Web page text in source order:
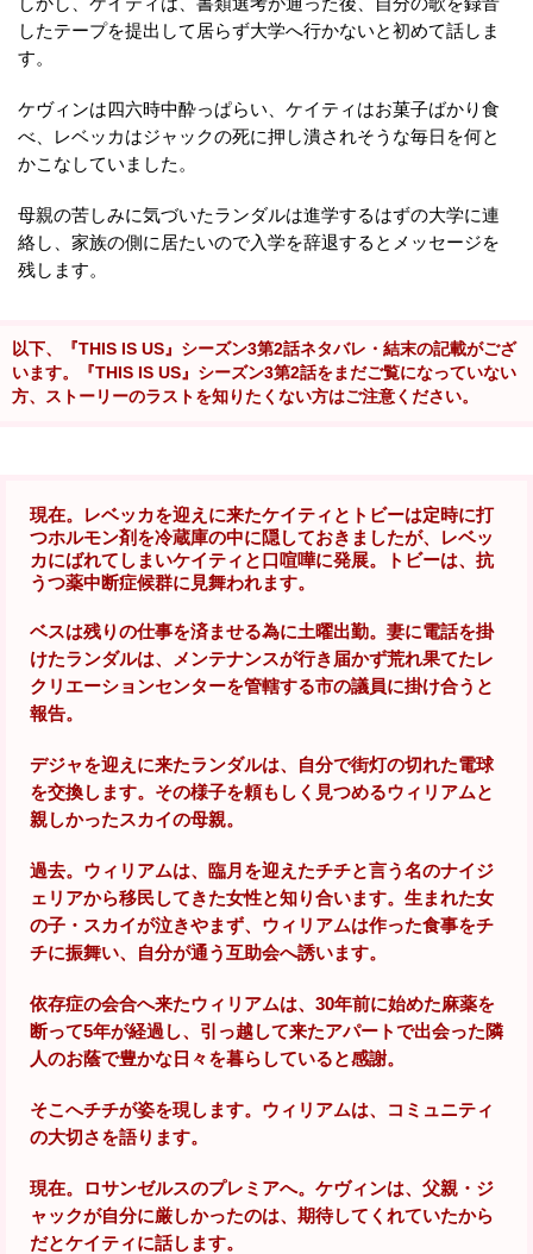
したテープを提出して居らず大学へ行かないと初めて話しま
す。
ケヴィンは四六時中酔っぱらい、ケイティはお菓子ばかり食
べ、レベッカはジャックの死に押し潰されそうな毎日を何と
かこなしていました。
母親の苦しみに気づいたランダルは進学するはずの大学に連
絡し、家族の側に居たいので入学を辞退するとメッセージを
残します。
以下、『THIS IS US』シーズン3第2話ネタバレ・結末の記載がござ
います。『THIS IS US』シーズン3第2話をまだご覧になっていない
方、ストーリーのラストを知りたくない方はご注意ください。
現在。レベッカを迎えに来たケイティとトビーは定時に打
つホルモン剤を冷蔵庫の中に隠しておきましたが、レベッ
カにばれてしまいケイティと口喧嘩に発展。トビーは、抗
うつ薬中断症候群に見舞われます。
ベスは残りの仕事を済ませる為に土曜出勤。妻に電話を掛
けたランダルは、メンテナンスが行き届かず荒れ果てたレ
クリエーションセンターを管轄する市の議員に掛け合うと
報告。
デジャを迎えに来たランダルは、自分で街灯の切れた電球
を交換します。その様子を頼もしく見つめるウィリアムと
親しかったスカイの母親。
過去。ウィリアムは、臨月を迎えたチチと言う名のナイジ
ェリアから移民してきた女性と知り合います。生まれた女
の子・スカイが泣きやまず、ウィリアムは作った食事をチ
チに振舞い、自分が通う互助会へ誘います。
依存症の会合へ来たウィリアムは、30年前に始めた麻薬を
断って5年が経過し、引っ越して来たアパートで出会った隣
人のお蔭で豊かな日々を暮らしていると感謝。
そこへチチが姿を現します。ウィリアムは、コミュニティ
の大切さを語ります。
現在。ロサンゼルスのプレミアへ。ケヴィンは、父親・ジ
ャックが自分に厳しかったのは、期待してくれていたから
だとケイティに話します。